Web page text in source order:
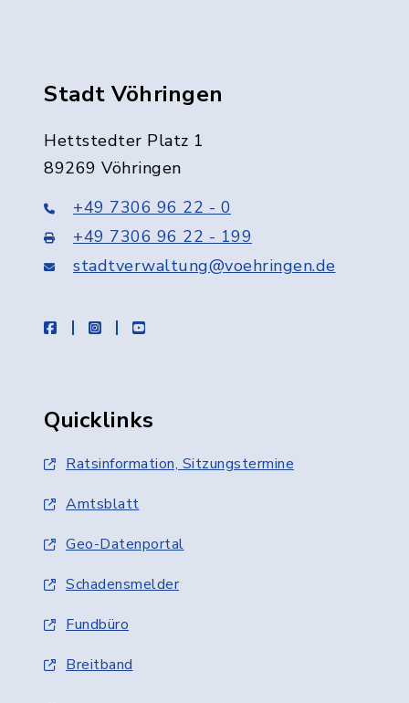
Stadt Vöhringen
Hettstedter Platz 1
89269 Vöhringen
+49 7306 96 22 - 0
+49 7306 96 22 - 199
stadtverwaltung@voehringen.de
facebookinstagramyoutube
Quicklinks
Ratsinformation, Sitzungstermine
Amtsblatt
Geo-Datenportal
Schadensmelder
Fundbüro
Breitband